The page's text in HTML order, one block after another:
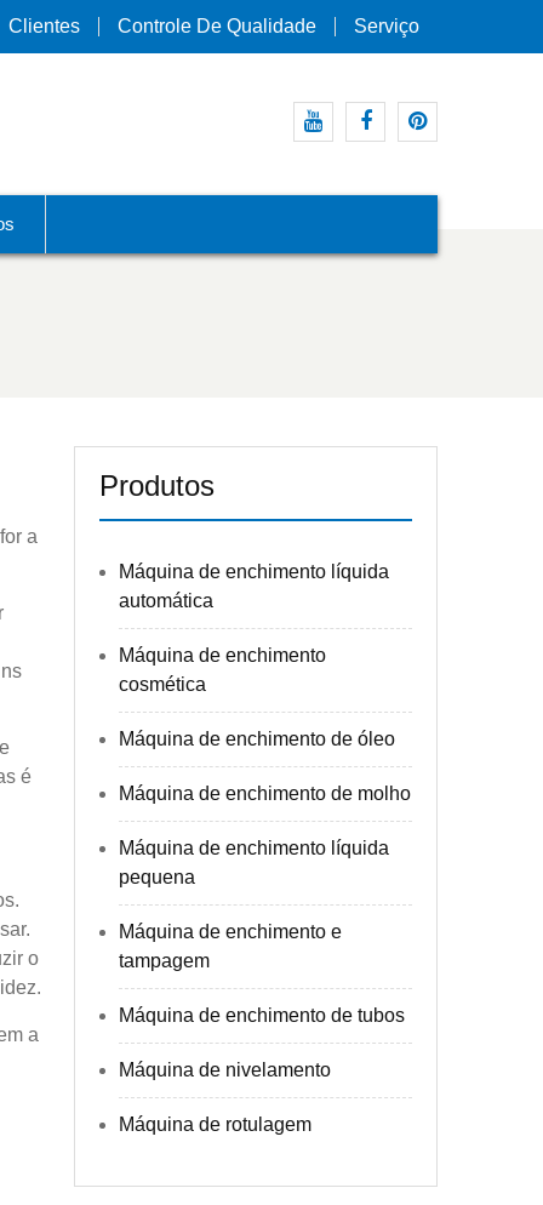
Clientes Controle De Qualidade Serviço
a
é
o
a
Produtos
Máquina de enchimento líquida
automática
Máquina de enchimento
cosmética
Máquina de enchimento de óleo
Máquina de enchimento de molho
Máquina de enchimento líquida
pequena
Máquina de enchimento e
tampagem
Máquina de enchimento de tubos
Máquina de nivelamento
Máquina de rotulagem